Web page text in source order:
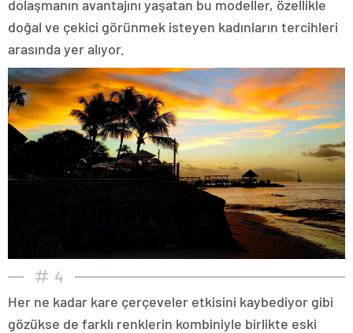
dolaşmanın avantajını yaşatan bu modeller, özellikle
doğal ve çekici görünmek isteyen kadınların tercihleri
arasında yer alıyor.
4
Her ne kadar kare çerçeveler etkisini kaybediyor gibi
gözükse de farklı renklerin kombiniyle birlikte eski